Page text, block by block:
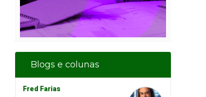
Blogs e colunas
Fred Farias